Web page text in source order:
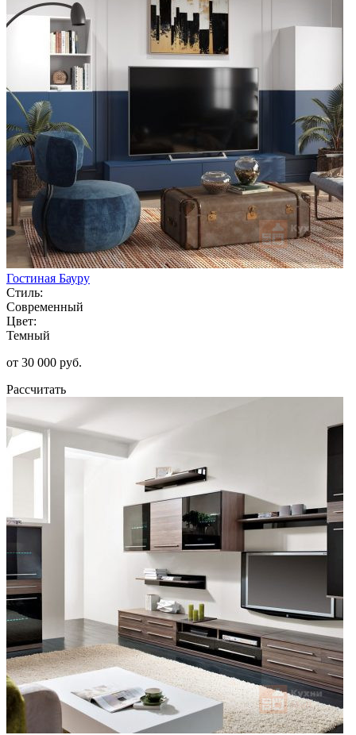
Гостиная Бауру
Стиль:
Современный
Цвет:
Темный
от 30 000 руб.
Рассчитать